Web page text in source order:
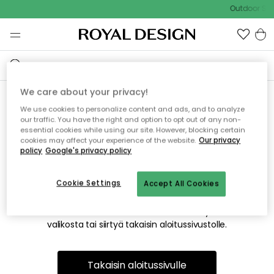
Outdoor
Emme valitettavasti löydä
etsimääsi sivua
Tämä voi johtua siitä, että sivua ei enää ole tai siitä, että se
on siirretty muualle. Pahoittelemme tästä mahdollisesti
valikosta tai siirtyä takaisin aloitussivustolle.
Takaisin aloitussivulle
We care about your privacy!
We use cookies to personalize content and ads, and to analyze
our traffic. You have the right and option to opt out of any non-
essential cookies while using our site. However, blocking certain
cookies may affect your experience of the website. Our privacy
policy Google's privacy policy
Accept All Cookies
Cookie Settings